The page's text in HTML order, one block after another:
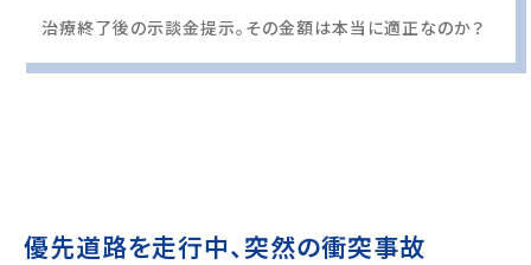
治療終了後の示談金提示。その金額は本当に適正なのか？
優先道路を走行中、突然の衝突事故